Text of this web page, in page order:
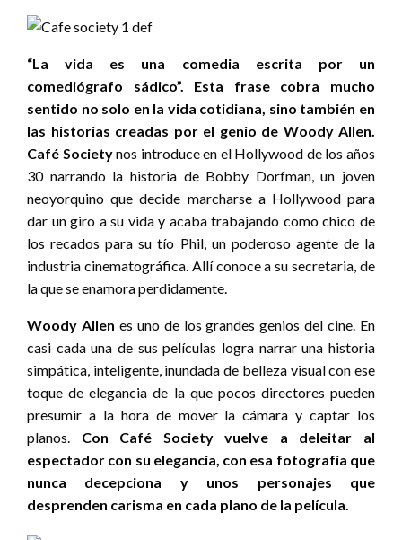
“La vida es una comedia escrita por un
comediógrafo sádico”. Esta frase cobra mucho
sentido no solo en la vida cotidiana, sino también en
las historias creadas por el genio de Woody Allen.
Café Societynos introduce en el Hollywood de los años
30 narrando la historia de Bobby Dorfman, un joven
neoyorquino que decide marcharse a Hollywood para
dar un giro a su vida y acaba trabajando como chico de
los recados para su tío Phil, un poderoso agente de la
industria cinematográfica. Allí conoce a su secretaria, de
la que se enamora perdidamente.
Woody Allen es uno de los grandes genios del cine. En
casi cada una de sus películas logra narrar una historia
simpática, inteligente, inundada de belleza visual con ese
toque de elegancia de la que pocos directores pueden
presumir a la hora de mover la cámara y captar los
planos. Con Café Society vuelve a deleitar al
espectador con su elegancia, con esa fotografía que
nunca decepciona y unos personajes que
desprenden carisma en cada plano de la película.